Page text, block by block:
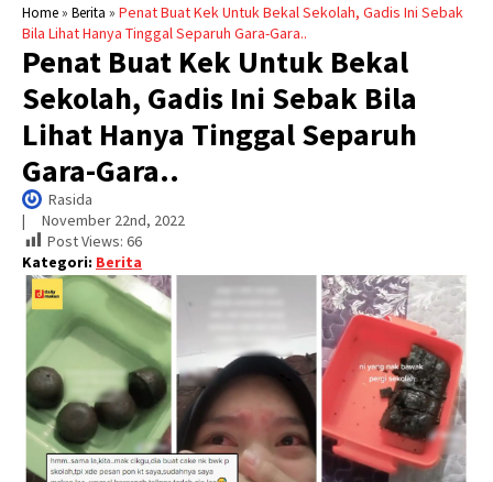
Home» Berita » Penat Buat Kek Untuk Bekal Sekolah, Gadis Ini Sebak
Bila Lihat Hanya Tinggal Separuh Gara-Gara..
Penat Buat Kek Untuk Bekal
Sekolah, Gadis Ini Sebak Bila
Lihat Hanya Tinggal Separuh
Gara-Gara..
Rasida
| November 22nd, 2022
Post Views: 66
Kategori: Berita